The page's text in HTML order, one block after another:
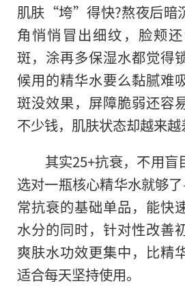
肌肤“垮”得快?熬夜后暗
角悄悄冒出细纹，脸颊
斑，涂再多保湿水都觉得
候用的精华水要么黏腻难
斑没效果，屏障脆弱还容
不少钱，肌肤状态却越来越
其实25+抗衰，不用盲
选对一瓶核心精华水就够
常抗衰的基础单品，能快
水分的同时，针对性改善
爽肤水功效更集中，比精
适合每天坚持使用。